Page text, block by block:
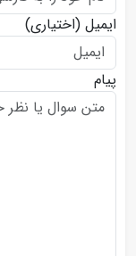
ایمیل (اختیاری)
پیام